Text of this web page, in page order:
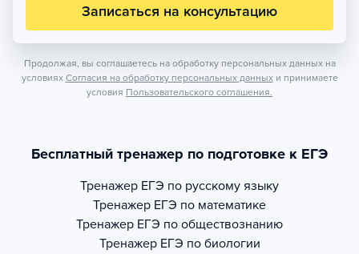
Записаться на консультацию
Продолжая, вы соглашаетесь на обработку персональных данных на
условиях Согласия на обработку персональных данных и принимаете
условия Пользовательского соглашения.
Бесплатный тренажер по подготовке к ЕГЭ
Тренажер ЕГЭ по русскому языку
Тренажер ЕГЭ по математике
Тренажер ЕГЭ по обществознанию
Тренажер ЕГЭ по биологии